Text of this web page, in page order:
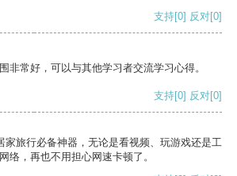
支持[0] 反对[0]
非常好，可以与其他学习者交流学习心得。
支持[0] 反对[0]
家旅行必备神器，无论是看视频、玩游戏还是工
络，再也不用担心网速卡顿了。